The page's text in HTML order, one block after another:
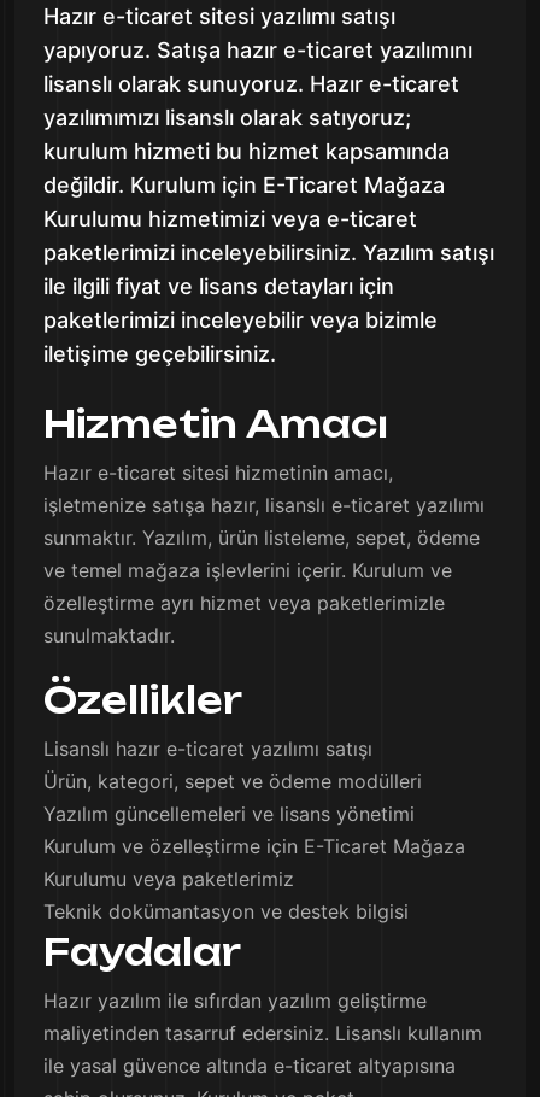
Hazır e-ticaret sitesi yazılımı satışı
yapıyoruz. Satışa hazır e-ticaret yazılımını
lisanslı olarak sunuyoruz. Hazır e-ticaret
yazılımımızı lisanslı olarak satıyoruz;
kurulum hizmeti bu hizmet kapsamında
değildir. Kurulum için E-Ticaret Mağaza
Kurulumu hizmetimizi veya e-ticaret
paketlerimizi inceleyebilirsiniz. Yazılım satışı
ile ilgili fiyat ve lisans detayları için
paketlerimizi inceleyebilir veya bizimle
iletişime geçebilirsiniz.
Hizmetin Amacı
Hazır e-ticaret sitesi hizmetinin amacı,
işletmenize satışa hazır, lisanslı e-ticaret yazılımı
sunmaktır. Yazılım, ürün listeleme, sepet, ödeme
ve temel mağaza işlevlerini içerir. Kurulum ve
özelleştirme ayrı hizmet veya paketlerimizle
sunulmaktadır.
Özellikler
Lisanslı hazır e-ticaret yazılımı satışı
Ürün, kategori, sepet ve ödeme modülleri
Yazılım güncellemeleri ve lisans yönetimi
Kurulum ve özelleştirme için E-Ticaret Mağaza
Kurulumu veya paketlerimiz
Teknik dokümantasyon ve destek bilgisi
Faydalar
Hazır yazılım ile sıfırdan yazılım geliştirme
maliyetinden tasarruf edersiniz. Lisanslı kullanım
ile yasal güvence altında e-ticaret altyapısına